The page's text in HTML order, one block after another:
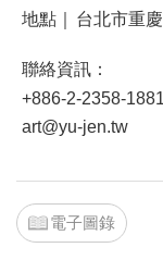
地點｜
台北市重
聯絡資訊：
+886-2-2358-1881
art@yu-jen.tw
電子圖錄